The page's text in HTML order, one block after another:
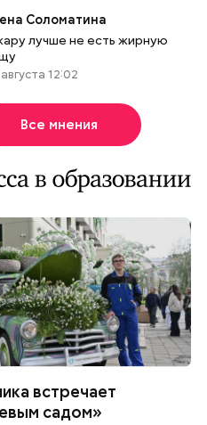
Соломатина
лучше не есть жирную
12:02
Все мнения
встречает
садом»